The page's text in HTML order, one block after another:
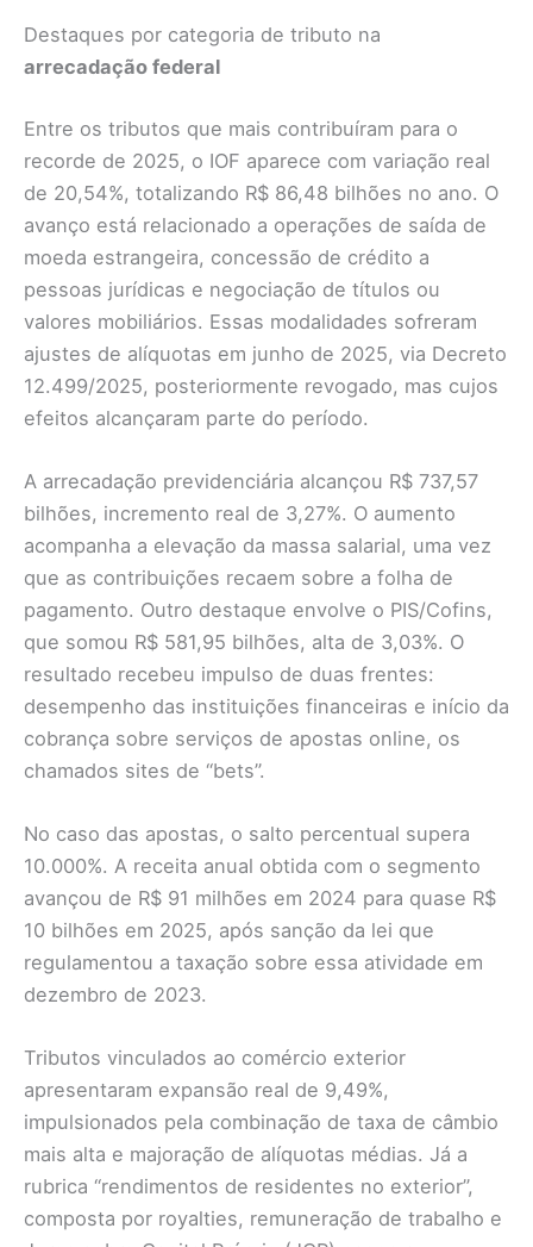
Destaques por categoria de tributo na
arrecadação federal
Entre os tributos que mais contribuíram para o
recorde de 2025, o IOF aparece com variação real
de 20,54%, totalizando R$ 86,48 bilhões no ano. O
avanço está relacionado a operações de saída de
moeda estrangeira, concessão de crédito a
pessoas jurídicas e negociação de títulos ou
valores mobiliários. Essas modalidades sofreram
ajustes de alíquotas em junho de 2025, via Decreto
12.499/2025, posteriormente revogado, mas cujos
efeitos alcançaram parte do período.
A arrecadação previdenciária alcançou R$ 737,57
bilhões, incremento real de 3,27%. O aumento
acompanha a elevação da massa salarial, uma vez
que as contribuições recaem sobre a folha de
pagamento. Outro destaque envolve o PIS/Cofins,
que somou R$ 581,95 bilhões, alta de 3,03%. O
resultado recebeu impulso de duas frentes:
desempenho das instituições financeiras e início da
cobrança sobre serviços de apostas online, os
chamados sites de “bets”.
No caso das apostas, o salto percentual supera
10.000%. A receita anual obtida com o segmento
avançou de R$ 91 milhões em 2024 para quase R$
10 bilhões em 2025, após sanção da lei que
regulamentou a taxação sobre essa atividade em
dezembro de 2023.
Tributos vinculados ao comércio exterior
apresentaram expansão real de 9,49%,
impulsionados pela combinação de taxa de câmbio
mais alta e majoração de alíquotas médias. Já a
rubrica “rendimentos de residentes no exterior”,
composta por royalties, remuneração de trabalho e